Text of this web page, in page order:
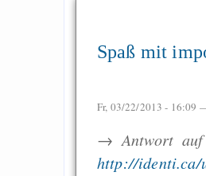
Spaß mit
Fr, 03/22/2013 - 16:09
→ Antwort
http://